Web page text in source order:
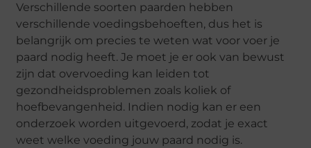
Verschillende soorten paarden hebben
verschillende voedingsbehoeften, dus het is
belangrijk om precies te weten wat voor voer je
paard nodig heeft. Je moet je er ook van bewust
zijn dat overvoeding kan leiden tot
gezondheidsproblemen zoals koliek of
hoefbevangenheid. Indien nodig kan er een
onderzoek worden uitgevoerd, zodat je exact
weet welke voeding jouw paard nodig is.